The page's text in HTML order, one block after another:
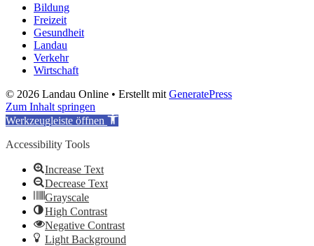
Bildung
Freizeit
Gesundheit
Landau
Verkehr
Wirtschaft
© 2026 Landau Online • Erstellt mit GeneratePress
Zum Inhalt springen
Werkzeugleiste öffnen
Accessibility Tools
Increase Text
Decrease Text
Grayscale
High Contrast
Negative Contrast
Light Background